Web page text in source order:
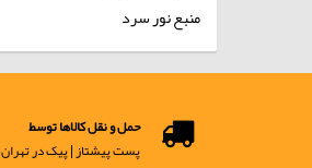
منبع نور سرد
حمل و نقل کالاها توسط
پست پیشتاز | پیک در تهران